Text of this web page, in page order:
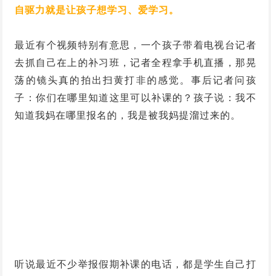
自驱力就是让孩子想学习、爱学习。
最近有个视频特别有意思，一个孩子带着电视台记者
去抓自己在上的补习班，记者全程拿手机直播，那晃
荡的镜头真的拍出扫黄打非的感觉。事后记者问孩
子：你们在哪里知道这里可以补课的？孩子说：我不
知道我妈在哪里报名的，我是被我妈提溜过来的。
听说最近不少举报假期补课的电话，都是学生自己打